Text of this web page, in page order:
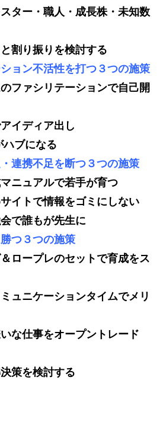
ター・職人・成長株・未知数
割り振りを検討する
ョン不活性を打つ３つの施策
ファシリテーションで自己開
イディア出し
ハブになる
連携不足を断つ３つの施策
ニュアルで若手が育つ
イトで情報をゴミにしない
で誰もが先生に
つ３つの施策
ロープレのセットで育成をス
ュニケーションタイムでメリ
な仕事をオープントレード
策を検討する